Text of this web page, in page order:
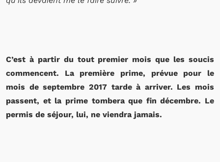
C’est à partir du tout premier mois que les soucis
commencent. La première prime, prévue pour le
mois de septembre 2017 tarde à arriver. Les mois
passent, et la prime tombera que fin décembre. Le
permis de séjour, lui, ne viendra jamais.